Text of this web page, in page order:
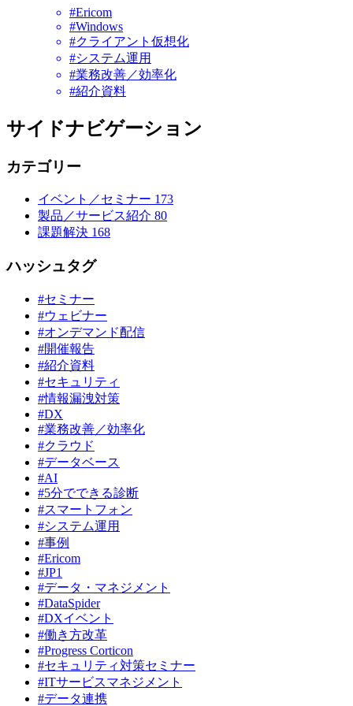
#Ericom
#Windows
#クライアント仮想化
#システム運用
#業務改善／効率化
#紹介資料
サイドナビゲーション
カテゴリー
イベント／セミナー 173
製品／サービス紹介 80
課題解決 168
ハッシュタグ
#セミナー
#ウェビナー
#オンデマンド配信
#開催報告
#紹介資料
#セキュリティ
#情報漏洩対策
#DX
#業務改善／効率化
#クラウド
#データベース
#AI
#5分でできる診断
#スマートフォン
#システム運用
#事例
#Ericom
#JP1
#データ・マネジメント
#DataSpider
#DXイベント
#働き方改革
#Progress Corticon
#セキュリティ対策セミナー
#ITサービスマネジメント
#データ連携